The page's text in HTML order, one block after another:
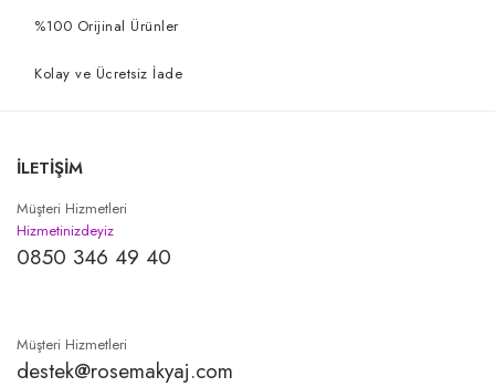
%100 Orijinal Ürünler
Kolay ve Ücretsiz İade
İLETİŞİM
Müşteri Hizmetleri
Hizmetinizdeyiz
0850 346 49 40
Müşteri Hizmetleri
destek@rosemakyaj.com